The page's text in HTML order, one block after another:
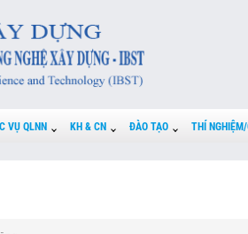
VỤ QLNN KH & CN ĐÀO TẠO THÍ